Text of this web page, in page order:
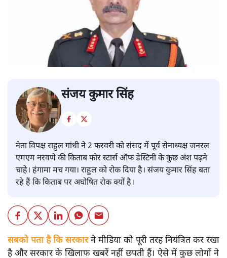
संजय कुमार सिंह
नेता विपक्ष राहुल गांधी ने 2 फरवरी को संसद में पूर्व सेनाध्यक्ष जनरल
एमएम नरवणे की किताब फोर स्टार्स ऑफ डेस्टिनी के कुछ अंश पढ़ने
चाहे। हंगामा मच गया। राहुल को रोक दिया है। संजय कुमार सिंह बता
रहे हैं कि किताब पर अघोषित रोक क्यों है।
सबको पता है कि सरकारने मीडिया को पूरी तरह नियंत्रित कर रखा
है और सरकार के खिलाफ खबरें नहीं छपती हैं। ऐसे में कुछ लोगों ने